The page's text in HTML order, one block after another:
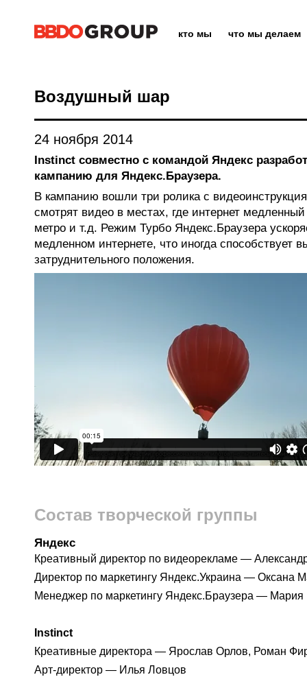
кто мы что мы делаем
Воздушный шар
24 ноября 2014
Instinct совместно с командой Яндекс
кампанию для Яндекс.Браузера.
В кампанию вошли три ролика с
смотрят видео в местах, где интернет
метро и т.д. Режим Турбо Яндекс.Браузера
медленном интернете, что иногда способствует
затруднительного положения.
Состав творческой группы
Яндекс
Креативный директор по видеорекламе —
Директор по маркетингу Яндекс.Украина — Оксана
Менеджер по маркетингу Яндекс.Браузера — Мария
Instinct
Креативные директора — Ярослав Орлов, Роман
Арт-директор — Илья Ловцов